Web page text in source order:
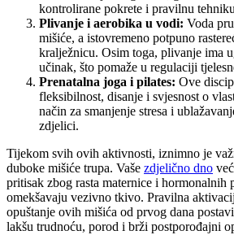
kontrolirane pokrete i pravilnu
Plivanje i aerobika u vodi: Voda
mišiće, a istovremeno potpuno
kralježnicu. Osim toga, plivanje ima
učinak, što pomaže u regulaciji
Prenatalna joga i pilates: Ove
fleksibilnost, disanje i svjesnost o
način za smanjenje stresa i
zdjelici.
Tijekom svih ovih aktivnosti, iznimno je
duboke mišiće trupa. Vaše zdjelično dno
pritisak zbog rasta maternice i hormonalnih
omekšavaju vezivno tkivo. Pravilna
opuštanje ovih mišića od prvog dana
lakšu trudnoću, porod i brži postporođajni